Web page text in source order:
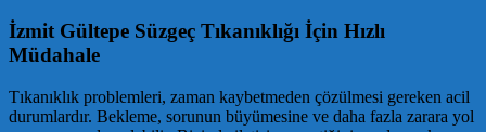
İzmit Gültepe Süzgeç Tıkanıklığı İçin Hızlı
Müdahale
Tıkanıklık problemleri, zaman kaybetmeden çözülmesi gereken acil
durumlardır. Bekleme, sorunun büyümesine ve daha fazla zarara yol